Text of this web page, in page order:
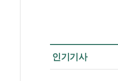
인기기사